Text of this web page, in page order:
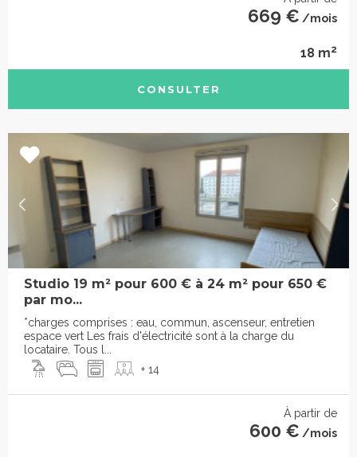
669 € /mois
18 m2
CONSULTER
Studio 19 m² pour 600 € à 24 m² pour 650 €
par mo...
*charges comprises : eau, commun, ascenseur, entretien
espace vert Les frais d'électricité sont à la charge du
locataire. Tous l...
+ 14
À partir de
600 € /mois